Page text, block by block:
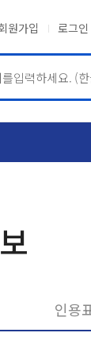
원가입 로그인
인용